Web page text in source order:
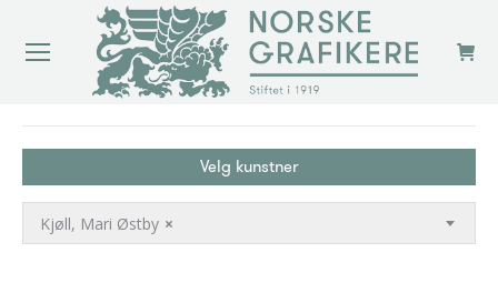
Velg kunstner
×
Kjøll, Mari Østby